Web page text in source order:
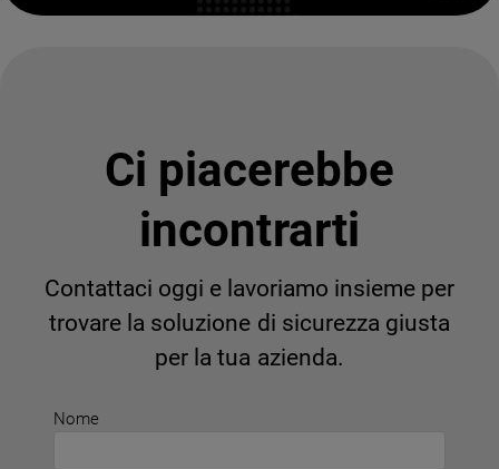
Nome
Ci piacerebbe
incontrarti
Contattaci oggi e lavoriamo insieme per
trovare la soluzione di sicurezza giusta
per la tua azienda.